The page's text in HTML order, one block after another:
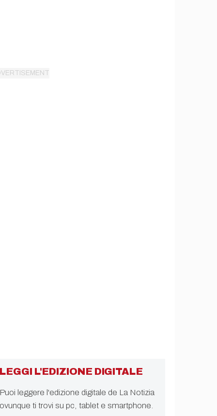
LEGGI L'EDIZIONE DIGITALE
Puoi leggere l'edizione digitale de La Notizia
ovunque ti trovi su pc, tablet e smartphone.